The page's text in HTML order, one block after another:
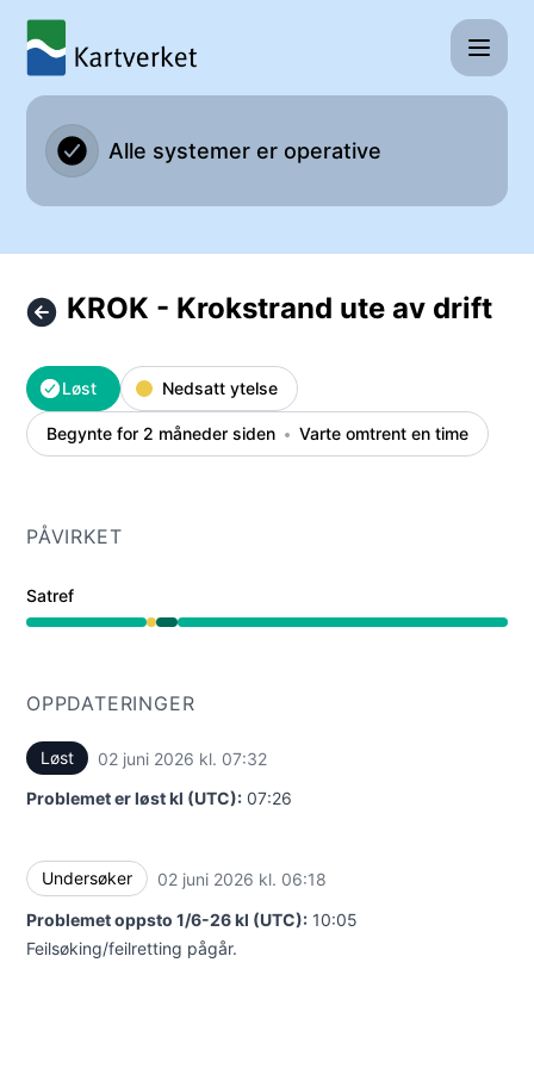
Kartverket - KROK - Krokstrand ute av drift –
Alle systemer er operative
KROK - Krokstrand ute av drift
Løst Nedsatt ytelse
Begynte for 2 måneder siden Varte omtrent en time
PÅVIRKET
Satref
Nedsatt ytelse fra 6:18 AM til 6:29 AM, Operasjonell fra
OPPDATERINGER
Løst 02 juni 2026 kl. 07:32
Problemet er løst kl (UTC): 07:26
Undersøker 02 juni 2026 kl. 06:18
Problemet oppsto 1/6-26 kl (UTC): 10:05
Feilsøking/feilretting pågår.